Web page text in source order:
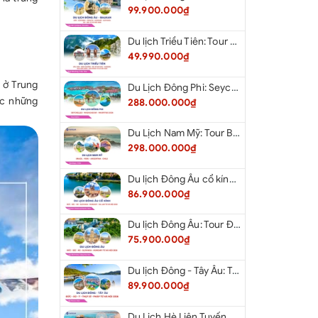
Trung
những
99.900.000₫
Du lịch Triều Tiên: Tour Bắc Kinh - Bình Nhưỡng - Núi Myohyang - Kaesong - Bàn Môn Điếm - Đan Đông từ Hà Nội 2026
49.990.000₫
Du Lịch Đông Phi: Seychelles - Madagascar - Mauritius 2026
288.000.000₫
Du Lịch Nam Mỹ: Tour Brazil - Peru - Argentina - Chile 2026
298.000.000₫
Du lịch Đông Âu cổ kính: Tour Đức - Séc - Áo - Slovakia - Hungary - Ba Lan từ Hà Nội 2026
86.900.000₫
Du lịch Đông Âu: Tour Đức - Séc - Áo - Slovakia - Hungary từ Hà Nội 2026
75.900.000₫
Du lịch Đông - Tây Âu: Tour Đức - Áo - Ý - Thụy Sĩ - Pháp từ Hà Nội 2026
89.900.000₫